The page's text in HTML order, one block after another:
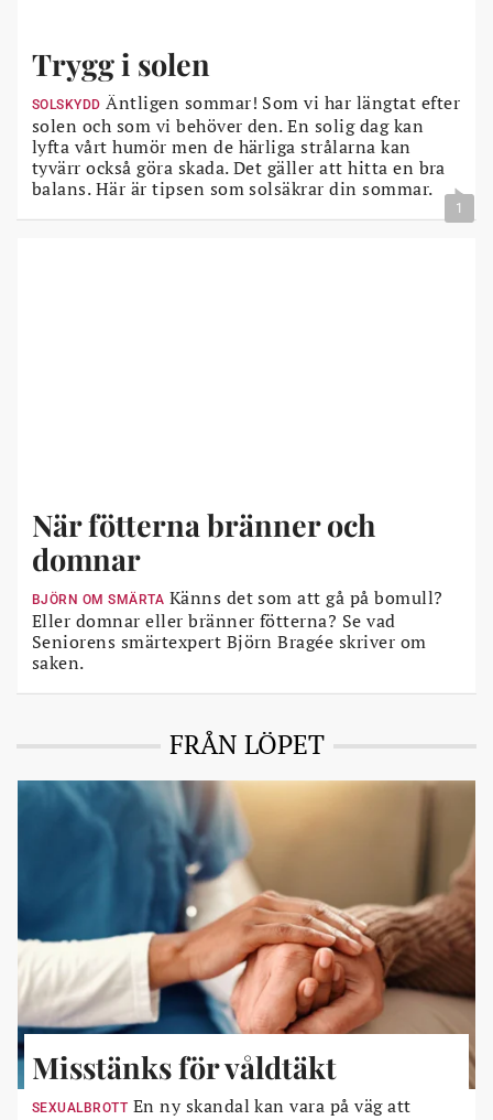
Trygg i solen
SOLSKYDD Äntligen sommar! Som vi har längtat efter
solen och som vi behöver den. En solig dag kan
lyfta vårt humör men de härliga strålarna kan
tyvärr också göra skada. Det gäller att hitta en bra
balans. Här är tipsen som solsäkrar din sommar.
1
När fötterna bränner och
domnar
BJÖRN OM SMÄRTA Känns det som att gå på bomull?
Eller domnar eller bränner fötterna? Se vad
Seniorens smärtexpert Björn Bragée skriver om
saken.
FRÅN LÖPET
Misstänks för våldtäkt
SEXUALBROTT En ny skandal kan vara på väg att